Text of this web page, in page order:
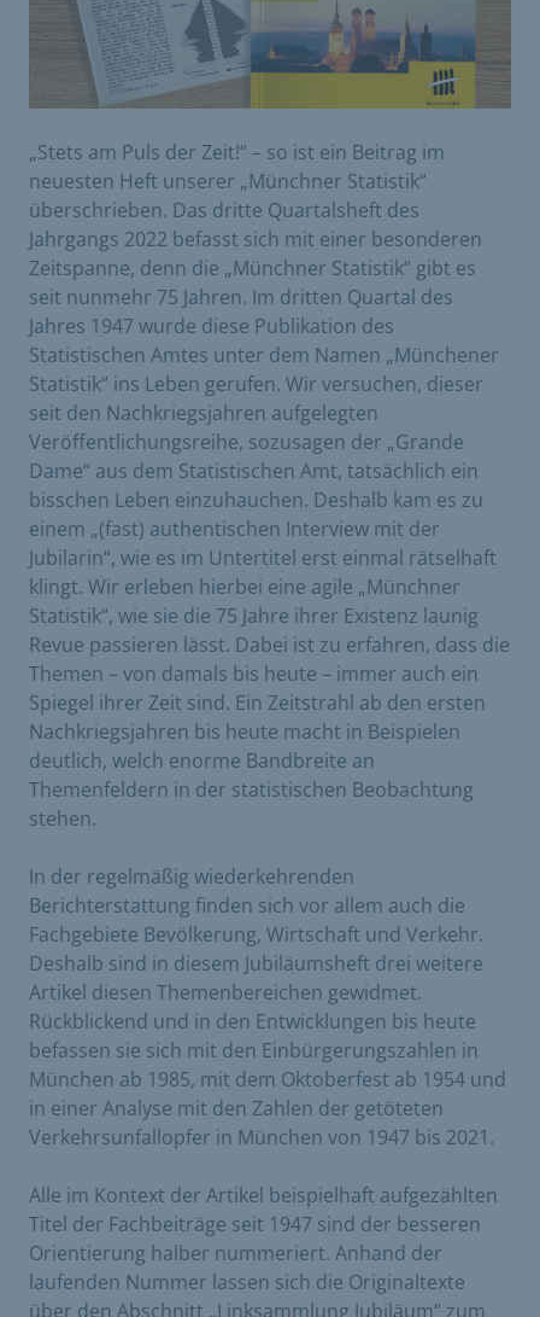
„Stets am Puls der Zeit!“ – so ist ein Beitrag im
neuesten Heft unserer „Münchner Statistik“
überschrieben. Das dritte Quartalsheft des
Jahrgangs 2022 befasst sich mit einer besonderen
Zeitspanne, denn die „Münchner Statistik“ gibt es
seit nunmehr 75 Jahren. Im dritten Quartal des
Jahres 1947 wurde diese Publikation des
Statistischen Amtes unter dem Namen „Münchener
Statistik“ ins Leben gerufen. Wir versuchen, dieser
seit den Nachkriegsjahren aufgelegten
Veröffentlichungsreihe, sozusagen der „Grande
Dame“ aus dem Statistischen Amt, tatsächlich ein
bisschen Leben einzuhauchen. Deshalb kam es zu
einem „(fast) authentischen Interview mit der
Jubilarin“, wie es im Untertitel erst einmal rätselhaft
klingt. Wir erleben hierbei eine agile „Münchner
Statistik“, wie sie die 75 Jahre ihrer Existenz launig
Revue passieren lässt. Dabei ist zu erfahren, dass die
Themen – von damals bis heute – immer auch ein
Spiegel ihrer Zeit sind. Ein Zeitstrahl ab den ersten
Nachkriegsjahren bis heute macht in Beispielen
deutlich, welch enorme Bandbreite an
Themenfeldern in der statistischen Beobachtung
stehen.
In der regelmäßig wiederkehrenden
Berichterstattung finden sich vor allem auch die
Fachgebiete Bevölkerung, Wirtschaft und Verkehr.
Deshalb sind in diesem Jubiläumsheft drei weitere
Artikel diesen Themenbereichen gewidmet.
Rückblickend und in den Entwicklungen bis heute
befassen sie sich mit den Einbürgerungszahlen in
München ab 1985, mit dem Oktoberfest ab 1954 und
in einer Analyse mit den Zahlen der getöteten
Verkehrsunfallopfer in München von 1947 bis 2021.
Alle im Kontext der Artikel beispielhaft aufgezählten
Titel der Fachbeiträge seit 1947 sind der besseren
Orientierung halber nummeriert. Anhand der
laufenden Nummer lassen sich die Originaltexte
über den Abschnitt „Linksammlung Jubiläum“ zum